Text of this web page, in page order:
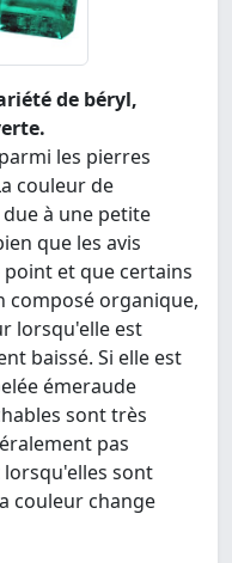
de béryl,
les pierres
couleur de
à une petite
que les avis
et que certains
composé organique,
lorsqu'elle est
baissé. Si elle est
émeraude
sont très
pas
sont
couleur change